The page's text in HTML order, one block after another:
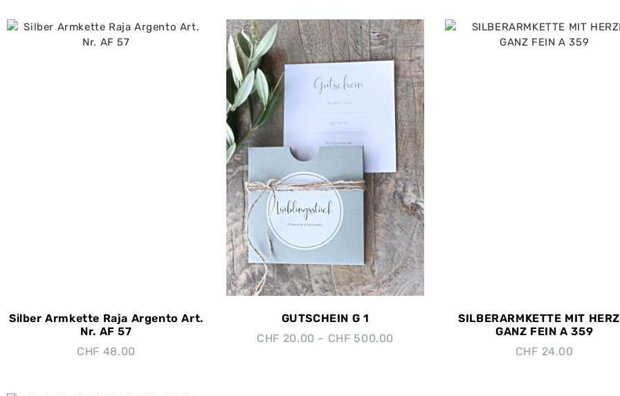
Silber Armkette Raja Argento Art.
Nr. AF 57
CHF 48.00
GUTSCHEIN G 1
CHF 20.00 – CHF 500.00
SILBERARMKETTE MIT
GANZ FEIN A 359
CHF 24.00